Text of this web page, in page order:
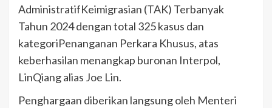
AdministratifKeimigrasian (TAK) Terbanyak
Tahun 2024 dengan total 325 kasus dan
kategoriPenanganan Perkara Khusus, atas
keberhasilan menangkap buronan Interpol,
LinQiang alias Joe Lin.
Penghargaan diberikan langsung oleh Menteri